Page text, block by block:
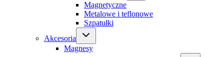
Magnetyczne
Metalowe i teflonowe
Szpatułki
Akcesoria
Magnesy